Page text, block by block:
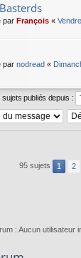
par François «
par nodread «
sujets publiés depuis :
95 sujets 1 2
: Aucun utilisateur